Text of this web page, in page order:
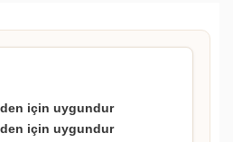
için uygundur
için uygundur